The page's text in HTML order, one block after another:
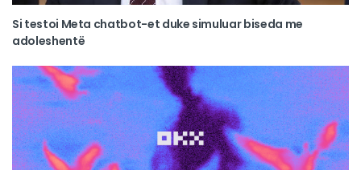
Si testoi Meta chatbot-et duke simuluar biseda me
adoleshentë